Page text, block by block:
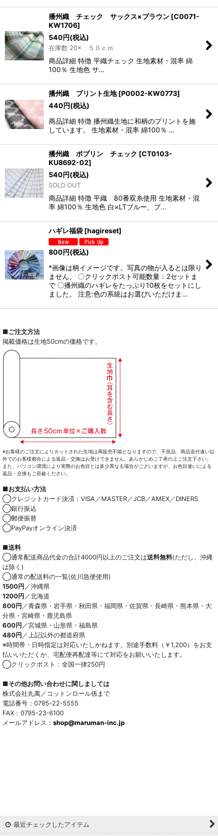
播州織 チェック サックス×ブラウン [C0071-
KW1706]
540円(税込)
在庫数 20× ５０ｃｍ
商品詳細 特徴 平織チェック 生地素材・混率 綿
100％ 生地色 サ…
播州織 プリント生地 [P0002-KW0773]
440円(税込)
商品詳細 特徴 播州織生地に和柄のプリントを施
しています。 生地素材・混率 綿100％ …
播州織 ポプリン チェック [CT0103-
KU8692-02]
540円(税込)
SOLD OUT
商品詳細 特徴 平織 80番双糸使用 生地素材・混
率 綿100％ 生地色 白×LTブルー、ブ…
ハギレ福袋 [hagireset]
800円(税込)
*画像は柄イメージです。写真の物が入るとは限り
ません。 〇クリックポスト可能数量：2セットま
で 〇播州織のハギレをたっぷり10枚をセットにし
ました。 注意:色の系統はお選びいただけま…
■ご注文方法
掲載価格は生地50cmの価格です。
※お客様のご注文によりカットされた生地は再販売不能となりますので、不良品、商品送付違い以
外でのお客様都合による返品・交換はお受けできません。あらかじめご了承の上ご注文下さい。
また、パソコン環境により実際のお色目とは多少異なる場合がございますが、お色目違いによる
返品・交換もご容赦ください。
■お支払い方法
◯クレジットカード決済：VISA／MASTER／JCB／AMEX／DINERS
◯銀行振込
◯郵便振替
◯PayPayオンライン決済
■送料
◯通常配送商品代金の合計4000円以上のご注文は送料無料(ただし、沖縄
は除く)
◯通常の配送料の一覧(佐川急便使用)
1500円 ／沖縄県
1200円 ／北海道
800円 ／青森県・岩手県・秋田県・福岡県・佐賀県・長崎県・熊本県・大
分県・宮崎県・鹿児島県
600円 ／宮城県・山形県・福島県
480円 ／上記以外の都道府県
※時間帯・日時指定は対応いたしかねます。別途手数料（￥1,200）をお支
払いいただくか、宅配便再配達等にて対応をお願いいたします。
◯クリックポスト：全国一律250円
■その他お問い合わせに関しましては
株式会社丸萬／コットンロール係まで
電話番号：0795-22-5555
FAX：0795-23-6100
メールアドレス： shop@maruman-inc.jp
最近チェックしたアイテム